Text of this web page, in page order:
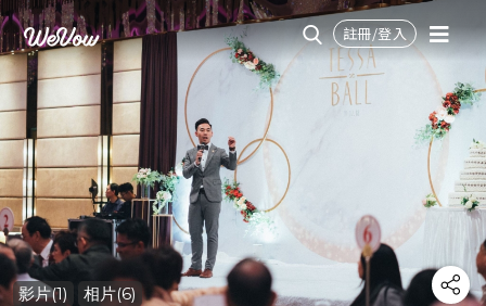
註冊/登入
影片(1) 相片(6)